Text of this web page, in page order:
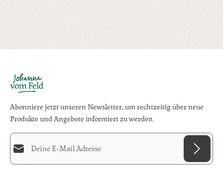
Abonniere jetzt unseren Newsletter, um rechtzeitig über neue
Produkte und Angebote informiert zu werden.
E-Mail-Adresse*